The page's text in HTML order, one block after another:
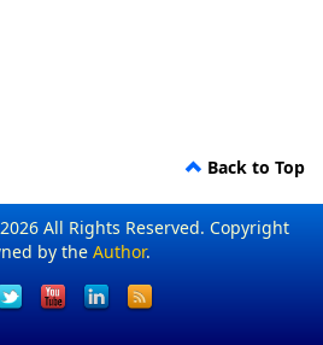
Back to Top
All Rights Reserved. Copyright
by the Author.